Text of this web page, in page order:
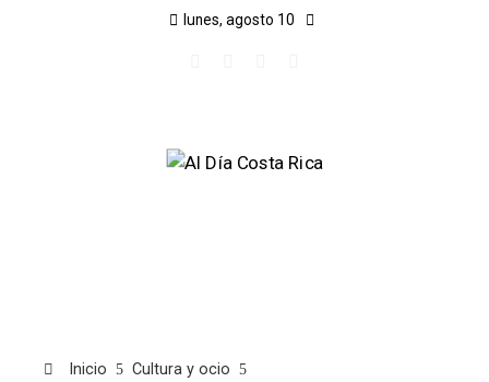
lunes, agosto 10
Inicio
Cultura y ocio